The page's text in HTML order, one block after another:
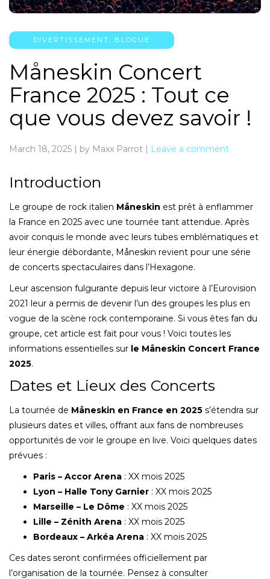
DIVERTISSEMENT BLOGUE
Måneskin Concert
France 2025 : Tout ce
que vous devez savoir !
March 18, 2025 | by Maxx Parrot | Leave a comment
Introduction
Le groupe de rock italien Måneskin est prêt à enflammer
la France en 2025 avec une tournée tant attendue. Après
avoir conquis le monde avec leurs tubes emblématiques et
leur énergie débordante, Måneskin revient pour une série
de concerts spectaculaires dans l’Hexagone.
Leur ascension fulgurante depuis leur victoire à l’Eurovision
2021 leur a permis de devenir l’un des groupes les plus en
vogue de la scène rock contemporaine. Si vous êtes fan du
groupe, cet article est fait pour vous ! Voici toutes les
informations essentielles sur le Måneskin Concert France
2025.
Dates et Lieux des Concerts
La tournée de Måneskin en France en 2025 s’étendra sur
plusieurs dates et villes, offrant aux fans de nombreuses
opportunités de voir le groupe en live. Voici quelques dates
prévues :
Paris – Accor Arena : XX mois 2025
Lyon – Halle Tony Garnier : XX mois 2025
Marseille – Le Dôme : XX mois 2025
Lille – Zénith Arena : XX mois 2025
Bordeaux – Arkéa Arena : XX mois 2025
Ces dates seront confirmées officiellement par
l’organisation de la tournée. Pensez à consulter